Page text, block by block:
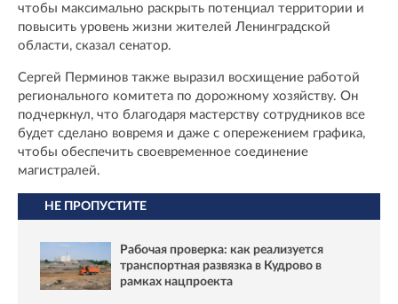
чтобы максимально раскрыть потенциал территории и
повысить уровень жизни жителей Ленинградской
области, сказал сенатор.
Сергей Перминов также выразил восхищение работой
регионального комитета по дорожному хозяйству. Он
подчеркнул, что благодаря мастерству сотрудников все
будет сделано вовремя и даже с опережением графика,
чтобы обеспечить своевременное соединение
магистралей.
НЕ ПРОПУСТИТЕ
Рабочая проверка: как реализуется
транспортная развязка в Кудрово в
рамках нацпроекта